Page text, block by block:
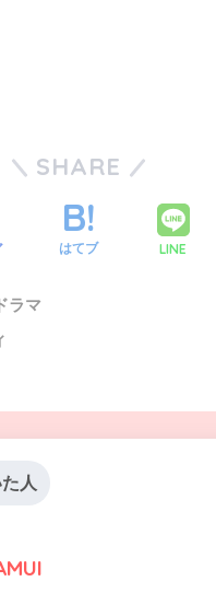
SHARE
はてブ LINE
ラマ
人